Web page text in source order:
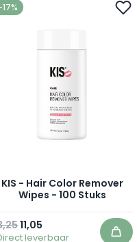
KIS - Hair Color Remover
Wipes - 100 Stuks
Speciale prijs
11,05
prijs
leverbaar In